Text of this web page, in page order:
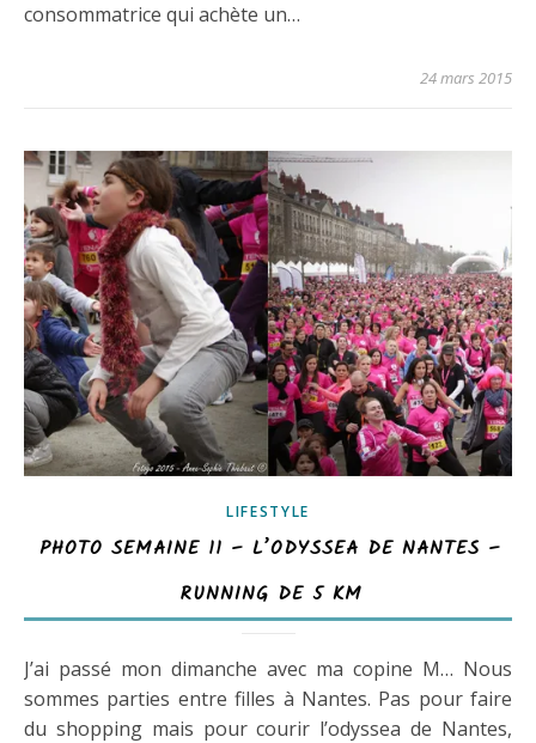
consommatrice qui achète un…
24 mars 2015
LIFESTYLE
PHOTO SEMAINE 11 – L’ODYSSEA DE NANTES –
RUNNING DE 5 KM
J’ai passé mon dimanche avec ma copine M… Nous
sommes parties entre filles à Nantes. Pas pour faire
du shopping mais pour courir l’odyssea de Nantes,